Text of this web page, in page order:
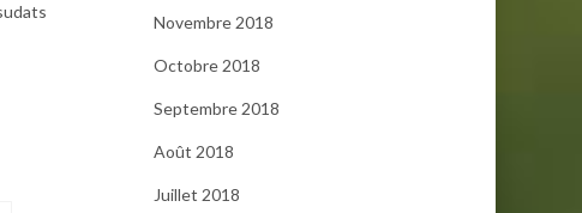
Novembre 2018
Octobre 2018
Septembre 2018
Août 2018
Juillet 2018